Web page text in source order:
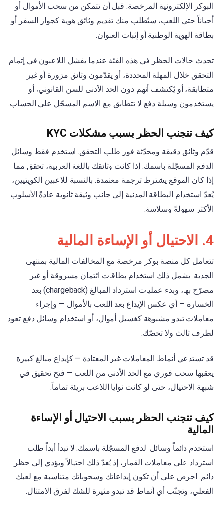
البوكر الإلكترونية المرخصة. قبل أن تتمكن من سحب الأموال أو
أحياناً حتى اللعب، ستُطلب منك تقديم وثائق هوية كجواز السفر أو
بطاقة الهوية الوطنية أو إثبات العنوان.
تحدث حالات الحظر في هذه الفئة عندما يفشل اللاعبون في إتمام
التحقق خلال المهلة المحددة، أو يقدّمون وثائق مزورة أو غير
متطابقة، أو يُكتشف أنهم دون الحد الأدنى للسن القانوني، أو
يستخدمون وسيلة دفع لا تتطابق مع الاسم المسجّل على الحساب.
كيف تتجنب الحظر بسبب مشكلات KYC
قدّم وثائق دقيقة ومحدّثة فور طلب التحقق. استخدم فقط وسائل
الدفع المسجّلة باسمك. إذا كانت وثائقك باللغة العربية، تحقق مما
إذا كان الموقع يشترط ترجمة معتمدة. بالنسبة للاعبين الكويتيين،
يُعدّ استخدام البطاقة المدنية إلى جانب وثيقة ثانوية عادةً الأسلوب
الأكثر سهولةً وسلاسة.
4. الاحتيال أو الإساءة المالية
تتعامل كل منصة بوكر مرخصة مع المخالفات المالية بمنتهى
الجدية. يشمل ذلك استخدام بطاقات ائتمان مسروقة أو غير
مصرّح بها، وبدء عمليات استرداد المبالغ (chargeback) بعد
الخسارة — أي عكس الإيداع بعد اللعب بالأموال — وإجراء
معاملات تبدو مشبوهة كغسيل أموال، أو استخدام وسائل دفع تعود
لطرف ثالث ولا تخصّك.
قد تستدعي أنماط المعاملات غير المعتادة — كإيداع مبالغ كبيرة
يعقبها سحب فوري مع الحد الأدنى من اللعب — فتح تحقيق في
شبهة الاحتيال، حتى لو كانت نوايا اللاعب بريئة تماماً.
كيف تتجنب الحظر بسبب الاحتيال أو الإساءة
المالية
استخدم دائماً وسائل الدفع المسجّلة باسمك. لا تبدأ أبداً طلب
استرداد على معاملات القمار، إذ يُعدّ ذلك احتيالاً ويؤدي إلى حظر
دائم. احرص على أن تكون إيداعاتك وسحوباتك متناسبة مع لعبك
الفعلي، وتجنّب أي أنماط قد تبدو مثيرة للشك لفرق الامتثال.